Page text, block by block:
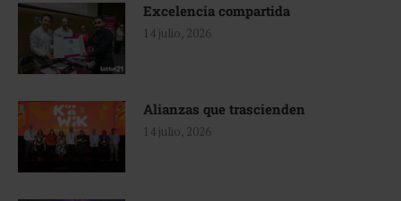
Excelencia compartida
14 julio, 2026
Alianzas que trascienden
14 julio, 2026